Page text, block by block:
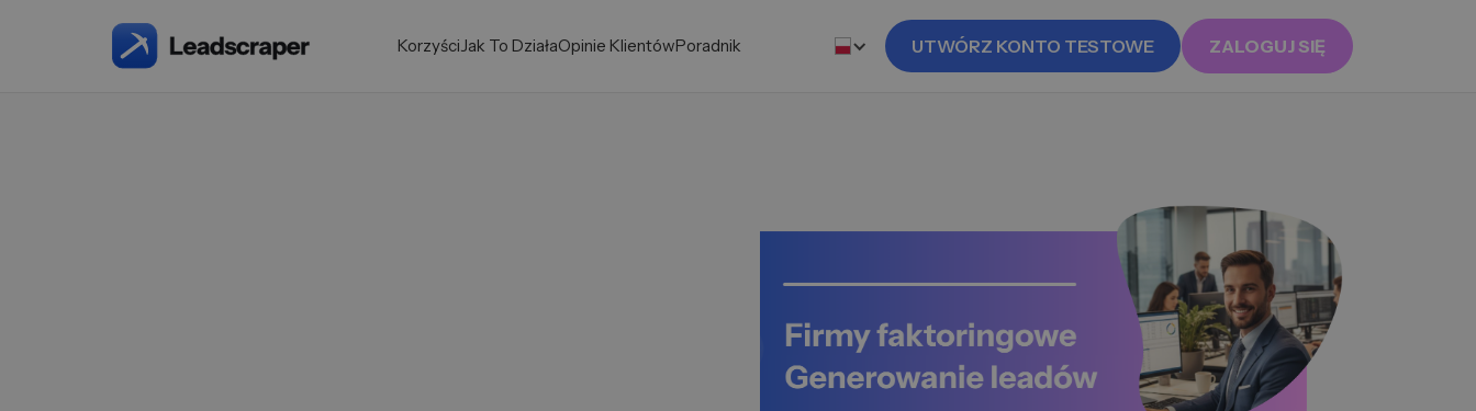
KorzyściJak To DziałaOpinie KlientówPoradnik UTWÓRZ KONTO TESTOWE ZALOGUJ SIĘ